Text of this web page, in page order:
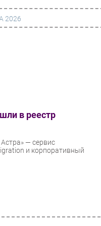
ИТ
2026
в реестр
— сервис
и корпоративный